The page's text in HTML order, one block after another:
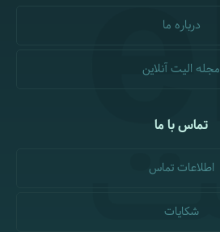
درباره ما
مجله الیت آنلاین
تماس با ما
اطلاعات تماس
شکایات